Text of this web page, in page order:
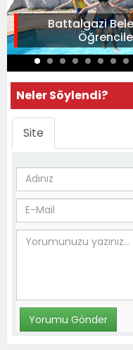
Battalgazi
Neler Söylendi?
Site